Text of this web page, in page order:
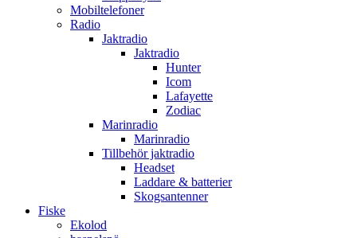
Mobiltelefoner
Radio
Jaktradio
Jaktradio
Hunter
Icom
Lafayette
Zodiac
Marinradio
Marinradio
Tillbehör jaktradio
Headset
Laddare & batterier
Skogsantenner
Fiske
Ekolod